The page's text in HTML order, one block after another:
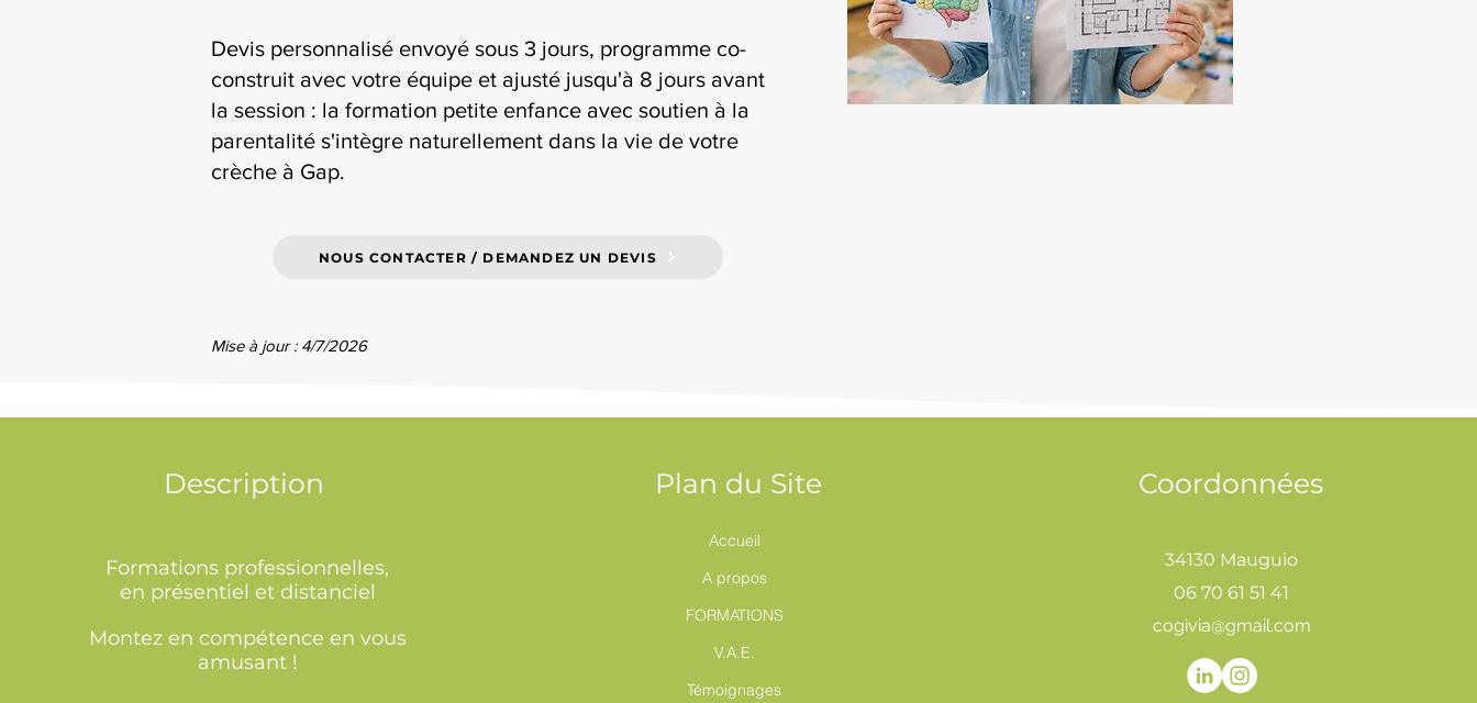
Devis personnalisé envoyé sous 3 jours, programme co-
construit avec votre équipe et ajusté jusqu'à 8 jours avant
la session : la formation petite enfance avec soutien à la
parentalité s'intègre naturellement dans la vie de votre
crèche à Gap.
NOUS CONTACTER / DEMANDEZ UN DEVIS
Mise à jour : 4/7/2026
Description
Formations professionnelles,
en présentiel et distanciel
Montez en compétence en vous
amusant !
Plan du Site
Accueil
A propos
FORMATIONS
V.A.E.
Témoignages
Coordonnées
34130 Mauguio
06 70 61 51 41
cogivia@gmail.com